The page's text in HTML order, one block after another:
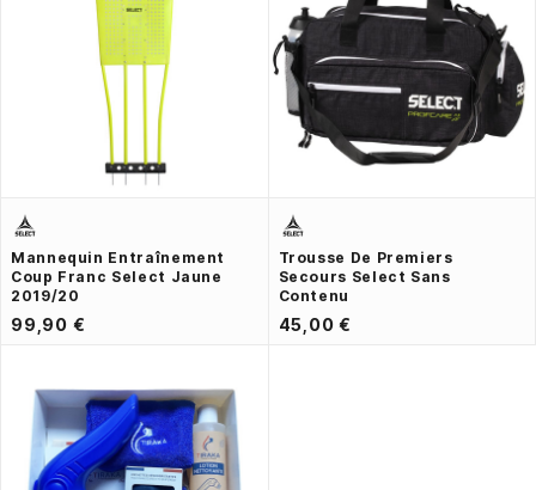
Mannequin Entraînement
Coup Franc Select Jaune
2019/20
99,90 €
Trousse De Premiers
Secours Select Sans
Contenu
45,00 €